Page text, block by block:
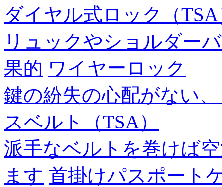
ダイヤル式ロック（
リュックやショルダー
果的 ワイヤーロック
鍵の紛失の心配がない
スベルト（TSA）
派手なベルトを巻けば
ます 首掛けパスポート